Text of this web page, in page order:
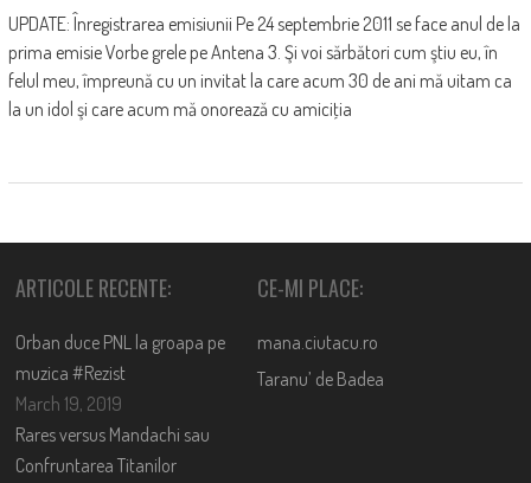
UPDATE: Înregistrarea emisiunii Pe 24 septembrie 2011 se face anul de la
prima emisie Vorbe grele pe Antena 3. Şi voi sărbători cum ştiu eu, în
felul meu, împreună cu un invitat la care acum 30 de ani mă uitam ca
la un idol şi care acum mă onorează cu amiciţia
ARTICOLE RECENTE:
Orban duce PNL la groapa pe
muzica #Rezist
March 19, 2019
Rares versus Mandachi sau
Confruntarea Titanilor
CE-MI PLACE:
mana.ciutacu.ro
Taranu’ de Badea